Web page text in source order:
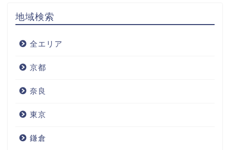
地域検索
全エリア
京都
奈良
東京
鎌倉